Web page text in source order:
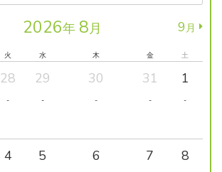
2026年 8月 9月
火 水 木 金 土
28
-
29
-
30
-
31
-
1
-
4 5 6 7 8